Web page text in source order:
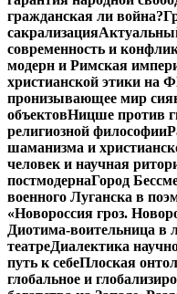
гражданская ли война?
сакрализация
современность и
модерн и Римская
христианской этики на
пронизывающее мир
объектовНицше против
религиозной философии
шаманизма и
человек и научная
постмодернаГород
военного Луганска в
«Новороссия гроз.
Диотима-воительница в
театреДиалектика
путь к себеПлоская
глобальное и